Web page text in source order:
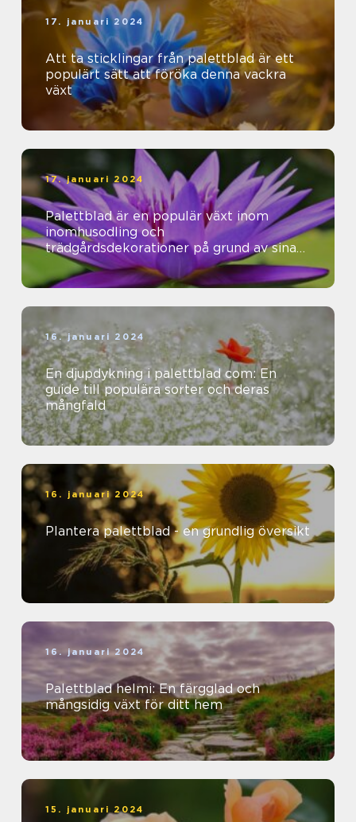
17. januari 2024
Att ta sticklingar från palettblad är ett
populärt sätt att föröka denna vackra
växt
17. januari 2024
Palettblad är en populär växt inom
inomhusodling och
trädgårdsdekorationer på grund av sina
vackra färger och mönster
16. januari 2024
En djupdykning i palettblad com: En
guide till populära sorter och deras
mångfald
16. januari 2024
Plantera palettblad - en grundlig översikt
16. januari 2024
Palettblad helmi: En färgglad och
mångsidig växt för ditt hem
15. januari 2024